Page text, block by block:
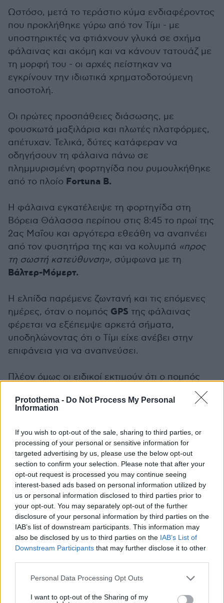
Protothema - Do Not Process My Personal
Information
If you wish to opt-out of the sale, sharing to third parties, or
processing of your personal or sensitive information for
targeted advertising by us, please use the below opt-out
section to confirm your selection. Please note that after your
opt-out request is processed you may continue seeing
interest-based ads based on personal information utilized by
us or personal information disclosed to third parties prior to
your opt-out. You may separately opt-out of the further
disclosure of your personal information by third parties on the
IAB’s list of downstream participants. This information may
also be disclosed by us to third parties on the IAB’s List of
Downstream Participants that may further disclose it to other
Please note that this website/app uses one or more Google
not limited to your visit or usage behaviour. You may click to
Personal Data Processing Opt Outs
I want to opt-out of the Sharing of my
Ωστόσο, μετά το τεράστιο κύμα ενδιαφέροντος
που προκλήθηκε γύρω από τον Τίμι - με
υποστηρικτές να φτιάχνουν γλυκά σε σχήμα
φάλαινας και ακόμη και να κάνουν τατουάζ με
τη μορφή του - οι αρχές πείστηκαν να
εγκρίνουν την ιδιωτικά χρηματοδοτούμενη
αποστολή.
Οι πρώτες προσπάθειες διάσωσης, με
φουσκωτά μαξιλάρια και πλωτές πλατφόρμες,
απέτυχαν. Τελικά, δύτες κατάφεραν να
οδηγήσουν τη φάλαινα πάνω σε
πλημμυρισμένη φορτηγίδα που ρυμουλκήθηκε
από το πλοίο Fortuna B.
Η φάλαινα εγκατέλειψε τη φορτηγίδα στη
Βόρεια Θάλασσα περίπου στις 8:45 το πρωί της
2ας Μαΐου και αργότερα εθεάθη να αναπνέει
από τον φυσητήρα της και να κολυμπά «προς
τη σωστή κατεύθυνση», σύμφωνα με τη
Βάλτερ-Μόμερτ.
Η ελπίδα παρέμενε ζωντανή και τις επόμενες
ημέρες, όταν ο πομπός GPS της φάλαινας
φέρεται να εξέπεμψε αρκετά σήματα,
υποδηλώνοντας ότι ο Τίμι είχε ανέβει στην
επιφάνεια για να αναπνεύσει.
Πλέον όμως οι ειδικοί εκτιμούν ότι ο πομπός
παρουσίαζε βλάβη και δεν είχε τη δυνατότητα
να επιβεβαιώσει αν το ζώο βρισκόταν εν ζωή,
πλέον εξαιρετικά δυσοίωνη.
Έντονη κριτική στην επιχείρηση διάσωσης
Η επιχείρηση διάσωσης είχε δεχθεί σφοδρή
κριτική από τηΔιεθνή Επιτροπή
Φαλαινοθηρίας, η οποία χαρακτήρισε την
προσπάθεια «ακατάλληλη», σημειώνοντας ότι
το ζώο«βρισκόταν σε εξαιρετικά επιβαρυμένη
κατάσταση»και ήταν«απίθανο να επιβιώσει»
από τη μεταφορά σε βαθύτερα νερά.
Ο διευθυντής του Ωκεανογραφικού Μουσείου